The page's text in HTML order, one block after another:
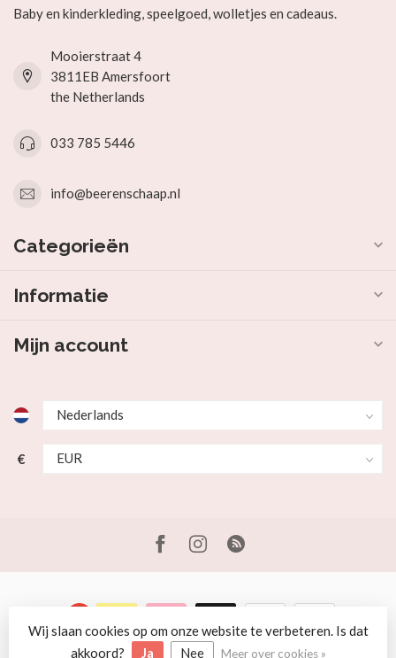
Baby en kinderkleding, speelgoed, wolletjes en cadeaus.
Mooierstraat 4
3811EB Amersfoort
the Netherlands
033 785 5446
info@beerenschaap.nl
Categorieën
Informatie
Mijn account
€
© Copyright 2026 Beer en Schaap
Wij slaan cookies op om onze website te verbeteren. Is dat
akkoord?
Ja Nee Meer over cookies »